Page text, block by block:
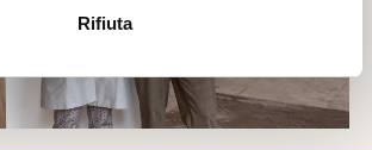
Rifiuta